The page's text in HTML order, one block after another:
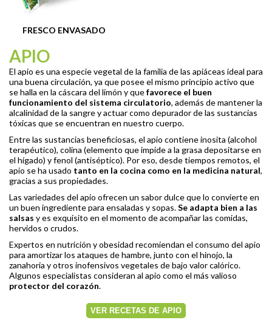
FRESCO ENVASADO
APIO
El apio es una especie vegetal de la familia de las apiáceas ideal para
una buena circulación, ya que posee el mismo principio activo que
se halla en la cáscara del limón y quefavorece el buen
funcionamiento del sistema circulatorio, además de mantener la
alcalinidad de la sangre y actuar como depurador de las sustancias
tóxicas que se encuentran en nuestro cuerpo.
Entre las sustancias beneficiosas, el apio contiene inosita (alcohol
terapéutico), colina (elemento que impide a la grasa depositarse en
el hígado) y fenol (antiséptico). Por eso, desde tiempos remotos, el
apio se ha usado tanto en la cocina como en la medicina natural,
gracias a sus propiedades.
Las variedades del apio ofrecen un sabor dulce que lo convierte en
un buen ingrediente para ensaladas y sopas.Se adapta bien a las
salsas y es exquisito en el momento de acompañar las comidas,
hervidos o crudos.
Expertos en nutrición y obesidad recomiendan el consumo del apio
para amortizar los ataques de hambre, junto con el hinojo, la
zanahoria y otros inofensivos vegetales de bajo valor calórico.
Algunos especialistas consideran al apio como el más valioso
protector del corazón.
VER RECETAS DE APIO